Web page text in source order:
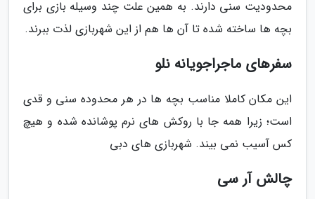
محدودیت سنی دارند. به همین علت چند وسیله بازی برای
بچه ها ساخته شده تا آن ها هم از این شهربازی لذت ببرند.
سفرهای ماجراجویانه نلو
این مکان کاملا مناسب بچه ها در هر محدوده سنی و قدی
است؛ زیرا همه جا با روکش های نرم پوشانده شده و هیچ
کس آسیب نمی بیند. شهربازی های دبی
چالش آر سی